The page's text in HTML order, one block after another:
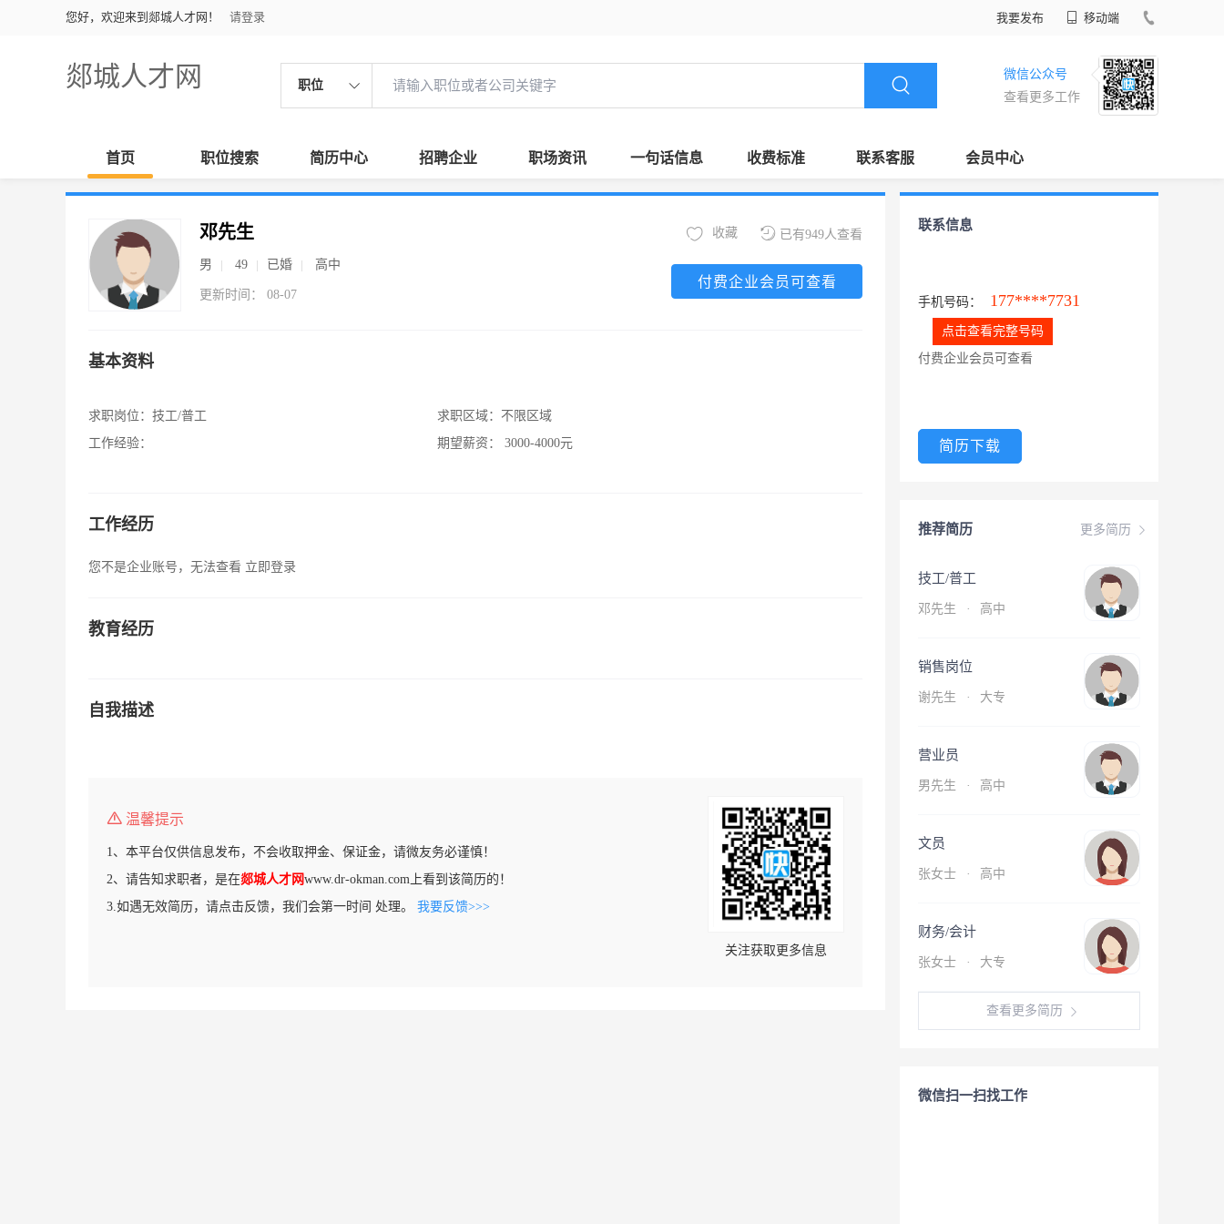
您好，欢迎来到郯城人才网！ 请登录 我要发布 移动端
郯城人才网 职位
微信公众号
查看更多工作
首页 职位搜索 简历中心 招聘企业 职场资讯 一句话信息 收费标准 联系客服 会员中心
邓先生
男 49 已婚 高中
更新时间： 08-07
已有949人查看
收藏
付费企业会员可查看
基本资料
求职岗位： 技工/普工
工作经验：
求职区域： 不限区域
期望薪资：
3000-4000元
工作经历
您不是企业账号，无法查看 立即登录
教育经历
自我描述
温馨提示
1、本平台仅供信息发布，不会收取押金、保证金，请微友务必谨慎！
2、请告知求职者，是在郯城人才网www.dr-okman.com上看到该简历的！
3.如遇无效简历，请点击反馈，我们会第一时间 处理。 我要反馈>>>
关注获取更多信息
联系信息
手机号码： 177****7731
点击查看完整号码
付费企业会员可查看
简历下载
更多简历
推荐简历
技工/普工
邓先生 · 高中
销售岗位
谢先生 · 大专
营业员
男先生 · 高中
文员
张女士 · 高中
财务/会计
张女士 · 大专
查看更多简历
微信扫一扫找工作